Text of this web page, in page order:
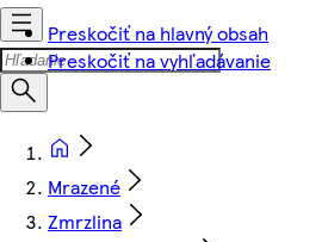
Preskočiť na hlavný obsah
Preskočiť na vyhľadávanie
Mrazené
Zmrzlina